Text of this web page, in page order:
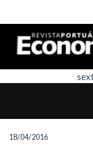
18/04/2016